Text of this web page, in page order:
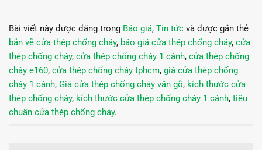
Bài viết này được đăng trong Báo giá, Tin tức và được gắn thẻ
bản vẽ cửa thép chống cháy, báo giá cửa thép chống cháy, cửa
thép chống cháy, cửa thép chống cháy 1 cánh, cửa thép chống
cháy e160, cửa thép chống cháy tphcm, giá cửa thép chống
cháy 1 cánh, Giá cửa thép chống cháy vân gỗ, kích thước cửa
thép chống cháy, kích thước cửa thép chống cháy 1 cánh, tiêu
chuẩn cửa thép chống cháy.